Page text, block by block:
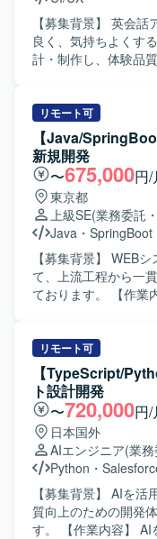
動的な方を求めてい
がら、チーム全体を
ン力をお持ちの方にマッチ
魅力】 設計からテス
案が歓迎される環境
キルを磨きたい方に
す。 【開発環境】 Java／SpringBootを中心としたWebAPI
サーバー開発環境で
のテストフレームワ
ーンアーキテクチャ
を組み合わせた開発
【募集背景】 英会
良く、気持ちよくす
計・制作し、体験品
だきます。タップ音
クイズ完了音、ラン
ファーレといったゲ
ウンドを制作してい
もとにSEが必要な箇
さ・音量・バリエー
ただきます。クイズ
態に応じたSEのトー
シーンに紐づく環境
す。最終的には用途
品、命名・管理ルー
験設計の観点から「
も音を付けると分か
求めています。PMや
を行いながら、柔軟
で実運用に乗せるこ
しいです。 【ポジションの魅力】 学習体験の核となるサウ
ンドエフェクトを一
きく影響を与えられ
やゲーム的な演出と
体で設計できるため
ベルで発揮・深化させる機会
リモート可
【Java/
新規開発
〜675,000円/
東京都
上級SE(業務委託
Java ・ SpringBoot
【募集背景】 WEB
て、上流工程から一
ております。 【作業内容】 WEBシステム新規開発における
整やレビューなども行って
像】 主体的に業務を
ションを取りながら
ます。 【ポジションの魅力】 新規開発プロジェクトの上流
から参画できるため
関わることができ、
【開発環境】 Javaお
開発環境となります。
リモート可
【TypeScript/
ト設計開発
〜720,000円/
日本国外
AIエンジニア(業
Python ・
【募集背景】 AIを
質向上のための開発
す。 【作業内容】 AIを活用したプロダクトの設計・開発を